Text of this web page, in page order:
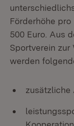
Förderhöhe
500 Euro. Aus
Sportverein
werden
zusätzliche